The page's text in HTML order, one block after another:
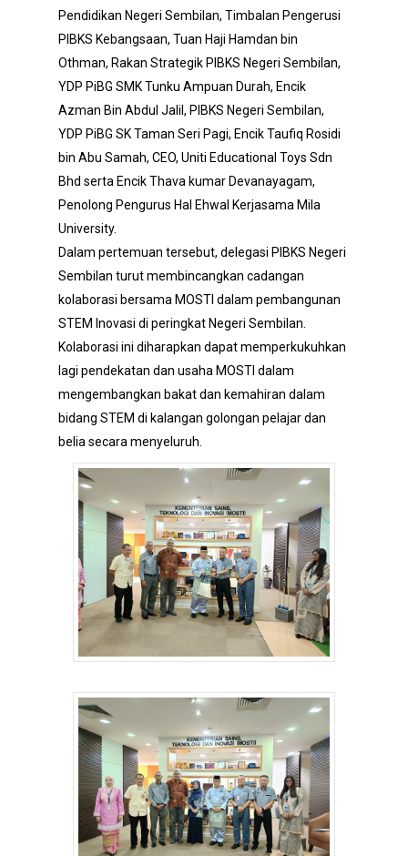
Pendidikan Negeri Sembilan, Timbalan Pengerusi
PIBKS Kebangsaan, Tuan Haji Hamdan bin
Othman, Rakan Strategik PIBKS Negeri Sembilan,
YDP PiBG SMK Tunku Ampuan Durah, Encik
Azman Bin Abdul Jalil, PIBKS Negeri Sembilan,
YDP PiBG SK Taman Seri Pagi, Encik Taufiq Rosidi
bin Abu Samah, CEO, Uniti Educational Toys Sdn
Bhd serta Encik Thava kumar Devanayagam,
Penolong Pengurus Hal Ehwal Kerjasama Mila
University.
Dalam pertemuan tersebut, delegasi PIBKS Negeri
Sembilan turut membincangkan cadangan
kolaborasi bersama MOSTI dalam pembangunan
STEM Inovasi di peringkat Negeri Sembilan.
Kolaborasi ini diharapkan dapat memperkukuhkan
lagi pendekatan dan usaha MOSTI dalam
mengembangkan bakat dan kemahiran dalam
bidang STEM di kalangan golongan pelajar dan
belia secara menyeluruh.